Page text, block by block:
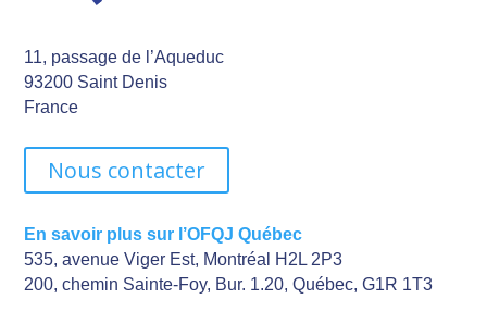
11, passage de l’Aqueduc
93200 Saint Denis
France
Nous contacter
En savoir plus sur l’OFQJ Québec
535, avenue Viger Est, Montréal H2L 2P3
200, chemin Sainte-Foy, Bur. 1.20, Québec, G1R 1T3